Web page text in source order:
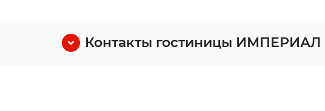
Контакты гостиницы